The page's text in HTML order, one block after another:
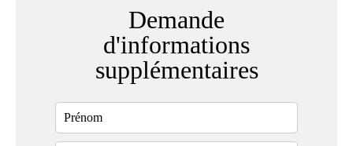
Demande
d'informations
supplémentaires